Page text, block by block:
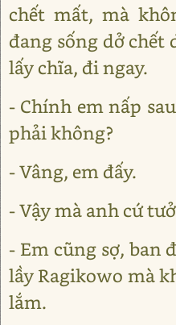
chết mất, mà
đang sống dở
lấy chĩa, đi ngay.
- Chính em nấp
phải không?
- Vâng, em đấy.
- Vậy mà anh cứ
- Em cũng sợ, ban
lầy Ragikowo mà
lắm.